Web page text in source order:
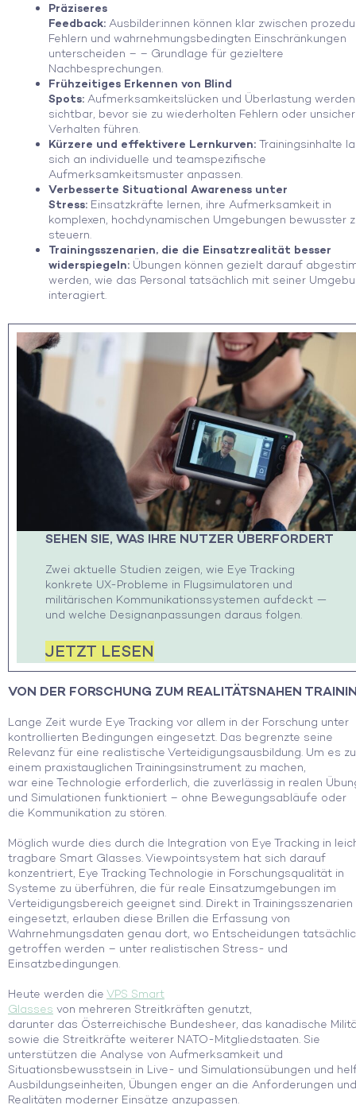
Präziseres
Feedback: Ausbilder:innen können klar zwischen
Fehlern und wahrnehmungsbedingten Einschränkungen
unterscheiden – – Grundlage für gezieltere
Nachbesprechungen.
Frühzeitiges Erkennen von Blind
Spots: Aufmerksamkeitslücken und Überlastung werden
sichtbar, bevor sie zu wiederholten Fehlern oder
Verhalten führen.
Kürzere und effektivere Lernkurven: Trainingsinhalte
sich an individuelle und teamspezifische
Aufmerksamkeitsmuster anpassen.
Verbesserte Situational Awareness unter
Stress: Einsatzkräfte lernen, ihre Aufmerksamkeit in
komplexen, hochdynamischen Umgebungen bewusster
steuern.
Trainingsszenarien, die die Einsatzrealität besser
widerspiegeln: Übungen können gezielt darauf
werden, wie das Personal tatsächlich mit seiner
interagiert.
SEHEN SIE, WAS IHRE NUTZER ÜBERFORDERT
Zwei aktuelle Studien zeigen, wie Eye Tracking
konkrete UX-Probleme in Flugsimulatoren und
militärischen Kommunikationssystemen aufdeckt —
und welche Designanpassungen daraus folgen.
JETZT LESEN
VON DER FORSCHUNG ZUM REALITÄTSNAHEN T
Lange Zeit wurde Eye Tracking vor allem in der Forschung unter
kontrollierten Bedingungen eingesetzt. Das begrenzte seine
Relevanz für eine realistische Verteidigungsausbildung. Um es zu
einem praxistauglichen Trainingsinstrument zu machen,
war eine Technologie erforderlich, die zuverlässig in realen
und Simulationen funktioniert – ohne Bewegungsabläufe oder
die Kommunikation zu stören.
Möglich wurde dies durch die Integration von Eye Tracking in
tragbare Smart Glasses. Viewpointsystem hat sich darauf
konzentriert, Eye Tracking Technologie in Forschungsqualität in
Systeme zu überführen, die für reale Einsatzumgebungen im
Verteidigungsbereich geeignet sind. Direkt in Trainingsszenarien
eingesetzt, erlauben diese Brillen die Erfassung von
Wahrnehmungsdaten genau dort, wo Entscheidungen
getroffen werden – unter realistischen Stress- und
Einsatzbedingungen.
Heute werden die VPS Smart
Glasses von mehreren Streitkräften genutzt,
darunter das Österreichische Bundesheer, das kanadische
sowie die Streitkräfte weiterer NATO-Mitgliedstaaten. Sie
unterstützen die Analyse von Aufmerksamkeit und
Situationsbewusstsein in Live- und Simulationsübungen und
Ausbildungseinheiten, Übungen enger an die Anforderungen und
Realitäten moderner Einsätze anzupassen.